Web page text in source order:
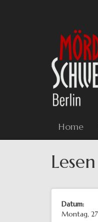
Home
Datum:
Montag,